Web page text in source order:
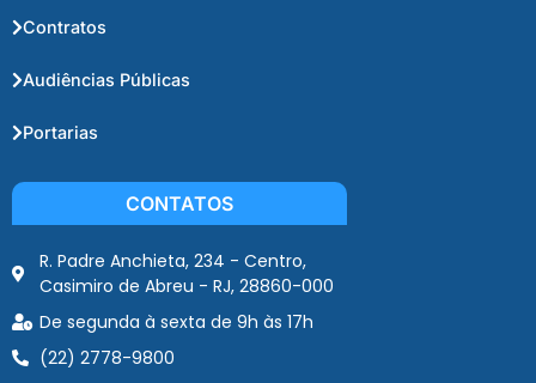
Contratos
Audiências Públicas
Portarias
CONTATOS
R. Padre Anchieta, 234 - Centro,
Casimiro de Abreu - RJ, 28860-000
De segunda à sexta de 9h às 17h
(22) 2778-9800